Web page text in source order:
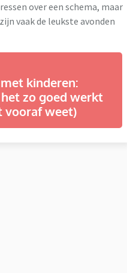
over een schema, maar
vaak de leukste avonden
kinderen:
zo goed werkt
vooraf weet)